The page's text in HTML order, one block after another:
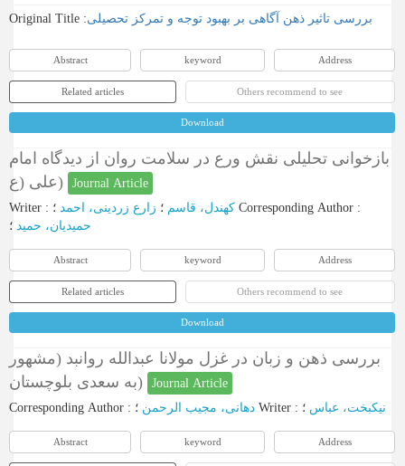
Original Title :بررسی تاثیر ‌‌‌ذهن آگاهی بر بهبود توجه و تمرکز تحصیلی
Abstract keyword Address
Related articles Others recommend to see
Download
بازخوانی تحلیلی نقش ورع در سلامت روان از دیدگاه امام
علی (ع)
Journal Article
Writer : کهندل، قاسم ؛ زارع زردینی، احمد Corresponding Author :
حمیدیان، حمید ؛
Abstract keyword Address
Related articles Others recommend to see
Download
بررسی ذهن و زبان در غزل مولانا عبدالله روانبد (مشهور
به سعدی بلوچستان)
Journal Article
Corresponding Author : دهانی، مجیب الرحمن Writer : نیکبخت، عباس ؛
Abstract keyword Address